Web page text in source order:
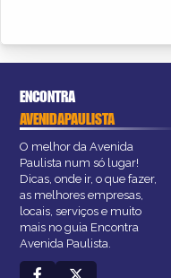
ENCONTRA
AVENIDAPAULISTA
O melhor da Avenida
Paulista num só lugar!
Dicas, onde ir, o que fazer,
as melhores empresas,
locais, serviços e muito
mais no guia Encontra
Avenida Paulista.